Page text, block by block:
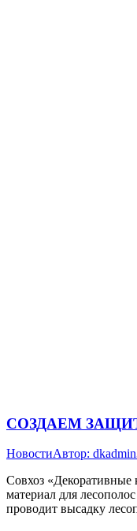
СОЗДАЕМ
НовостиАвтор: dkadmin
Совхоз «Декоративные
материал для
проводит высадку